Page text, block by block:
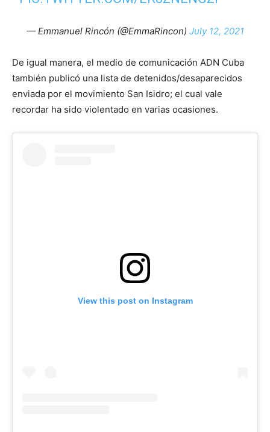
— Emmanuel Rincón (@EmmaRincon) July 12, 2021
De igual manera, el medio de comunicación ADN Cuba
también publicó una lista de detenidos/desaparecidos
enviada por el movimiento San Isidro; el cual vale
recordar ha sido violentado en varias ocasiones.
View this post on Instagram